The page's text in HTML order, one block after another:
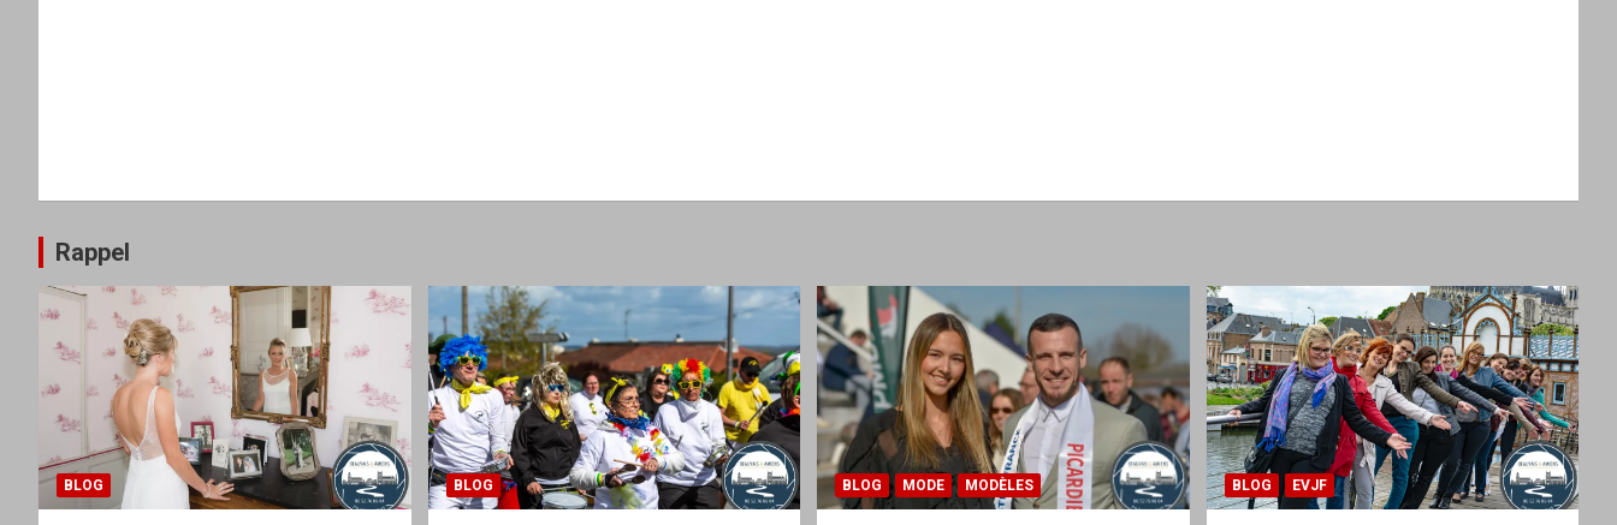
Rappel
BLOG BLOG BLOG MODE MODÈLES BLOG EVJF